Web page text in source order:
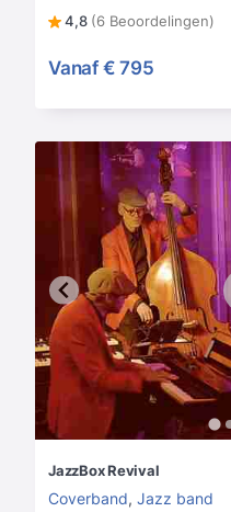
4,8 (6 Beoordelingen)
Vanaf € 795
JazzBox Revival
Coverband, Jazz band